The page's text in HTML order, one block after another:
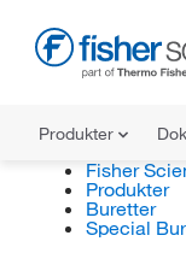
Produkter
Fisher
Produkter
Buretter
Special